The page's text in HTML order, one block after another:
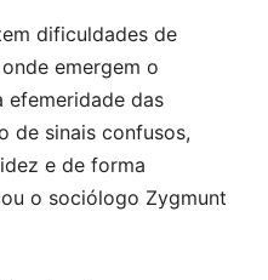
dificuldades de
emergem o
efemeridade das
de sinais confusos,
e de forma
o sociólogo Zygmunt